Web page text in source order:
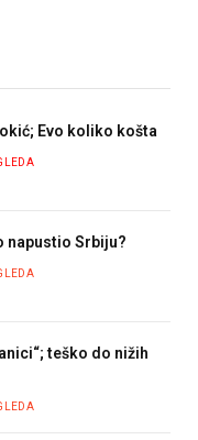
Evo koliko košta
napustio Srbiju?
teško do nižih